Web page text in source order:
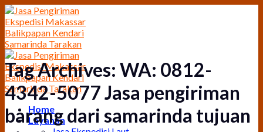
Skip
to
content
Home
Layanan
Tag Archives: WA: 0812-
4342-5077 Jasa pengiriman
barang dari samarinda tujuan